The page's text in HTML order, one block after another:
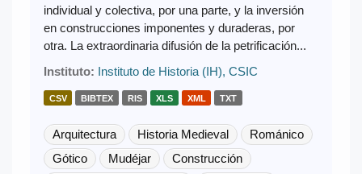
individual y colectiva, por una parte, y la inversión
en construcciones imponentes y duraderas, por
otra. La extraordinaria difusión de la petrificación...
Instituto: Instituto de Historia (IH), CSIC
CSV BIBTEX RIS XLS XML TXT
Arquitectura Historia Medieval
Románico
Gótico
Mudéjar
Construcción